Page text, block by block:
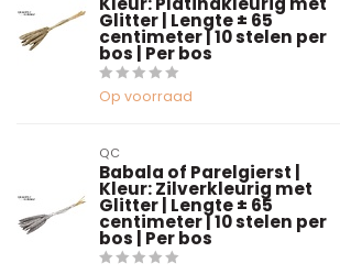
Glitter | Lengte ± 65
centimeter | 10 stelen per
bos | Per bos
Op voorraad
QC
Babala of Parelgierst |
Kleur: Zilverkleurig met
Glitter | Lengte ± 65
centimeter | 10 stelen per
bos | Per bos